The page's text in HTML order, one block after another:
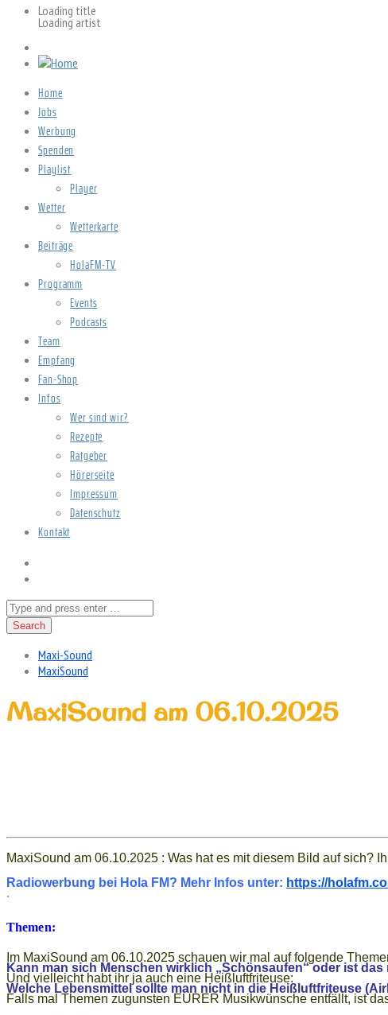
Loading title
Loading artist
Home
Jobs
Werbung
Spenden
Playlist
Player
Wetter
Wetterkarte
Beiträge
HolaFM-TV
Programm
Events
Podcasts
Team
Empfang
Fan-Shop
Infos
Wer sind wir?
Rezepte
Ratgeber
Hörerseite
Impressum
Datenschutz
Kontakt
Maxi-Sound
MaxiSound
MaxiSound am 06.10.2025
MaxiSound am 06.10.2025 : Was hat es mit diesem Bild auf sich?
Radiowerbung bei Hola FM? Mehr Infos unter: https://
.
Themen:
Im MaxiSound am 06.10.2025 schauen wir mal auf folgende
Kann man sich Menschen wirklich „Schönsaufen“ oder ist das
Und vielleicht habt ihr ja auch eine Heißluftfriteuse:
Welche Lebensmittel sollte man nicht in die Heißluftfriteuse
Falls mal Themen zugunsten EURER Musikwünsche entfällt, ist